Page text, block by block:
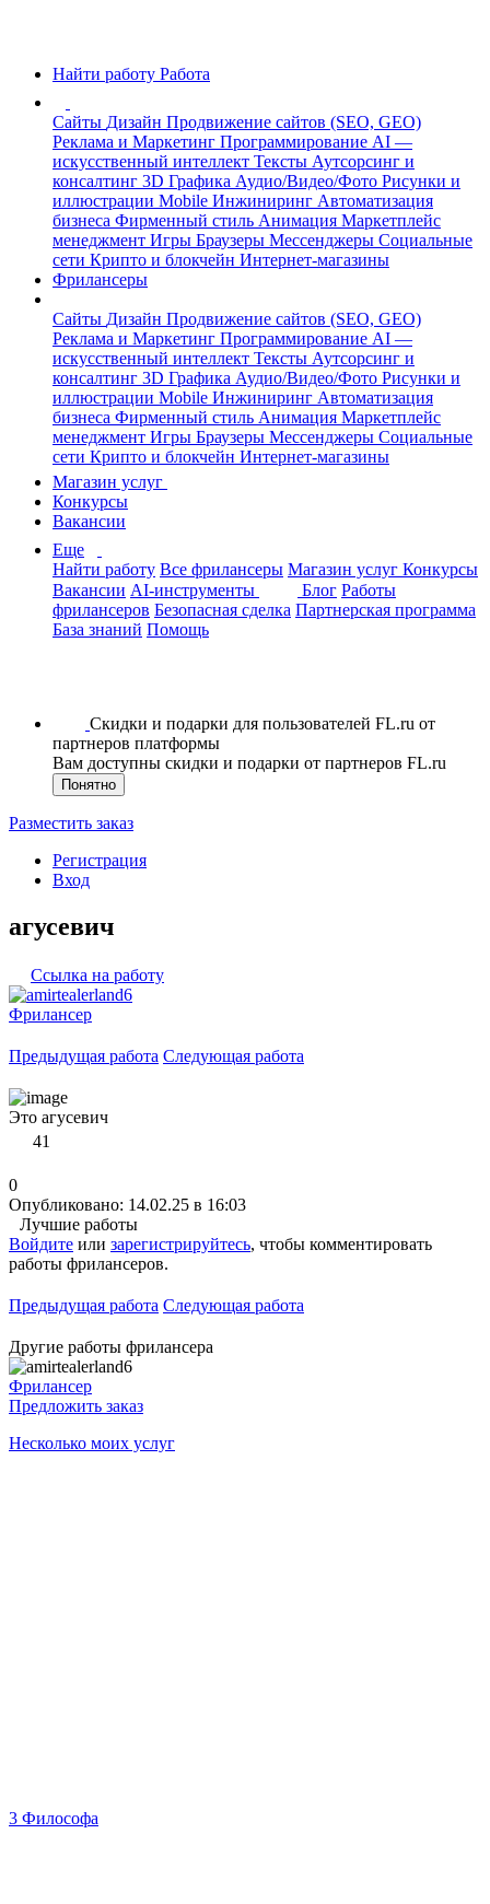
Найти работу Работа
Сайты Дизайн Продвижение сайтов (SEO, GEO)
Реклама и Маркетинг Программирование AI —
искусственный интеллект Тексты Аутсорсинг и
консалтинг 3D Графика Аудио/Видео/Фото Рисунки и
иллюстрации Mobile Инжиниринг Автоматизация
бизнеса Фирменный стиль Анимация Маркетплейс
менеджмент Игры Браузеры Мессенджеры Социальные
сети Крипто и блокчейн Интернет-магазины
Фрилансеры
Сайты Дизайн Продвижение сайтов (SEO, GEO)
Реклама и Маркетинг Программирование AI —
искусственный интеллект Тексты Аутсорсинг и
консалтинг 3D Графика Аудио/Видео/Фото Рисунки и
иллюстрации Mobile Инжиниринг Автоматизация
бизнеса Фирменный стиль Анимация Маркетплейс
менеджмент Игры Браузеры Мессенджеры Социальные
сети Крипто и блокчейн Интернет-магазины
Магазин услуг
Конкурсы
Вакансии
Еще
Найти работу Все фрилансеры Магазин услуг Конкурсы
Вакансии AI-инструменты Блог Работы
фрилансеров Безопасная сделка Партнерская программа
База знаний Помощь
Скидки и подарки для пользователей FL.ru от
партнеров платформы
Вам доступны скидки и подарки от партнеров FL.ru
Понятно
Разместить заказ
Регистрация
Вход
агусевич
Ссылка на работу
Фрилансер
Предыдущая работа Следующая работа
Это агусевич
41
0
Опубликовано: 14.02.25 в 16:03
Лучшие работы
Войдите или зарегистрируйтесь, чтобы комментировать
работы фрилансеров.
Предыдущая работа Следующая работа
Другие работы фрилансера
Фрилансер
Предложить заказ
Несколько моих услуг
3 Философа